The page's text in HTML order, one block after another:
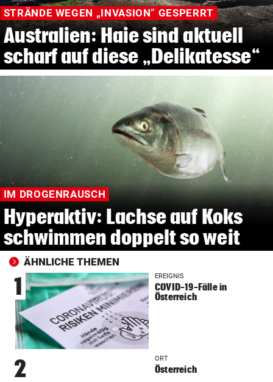
STRÄNDE WEGEN „INVASION“ GESPERRT
Australien: Haie sind aktuell
scharf auf diese „Delikatesse“
IM DROGENRAUSCH
Hyperaktiv: Lachse auf Koks
schwimmen doppelt so weit
ÄHNLICHE THEMEN
1 EREIGNIS
COVID-19-Fälle in
Österreich
2 ORT
Österreich